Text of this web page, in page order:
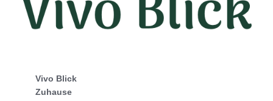
Vivo Blick
Zuhause